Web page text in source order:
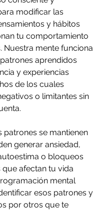
modificar las
y hábitos
tu comportamiento
Nuestra mente funciona
aprendidos
y experiencias
de los cuales
o limitantes sin
patrones se mantienen
generar ansiedad,
o bloqueos
afectan tu vida
mental
esos patrones y
por otros que te